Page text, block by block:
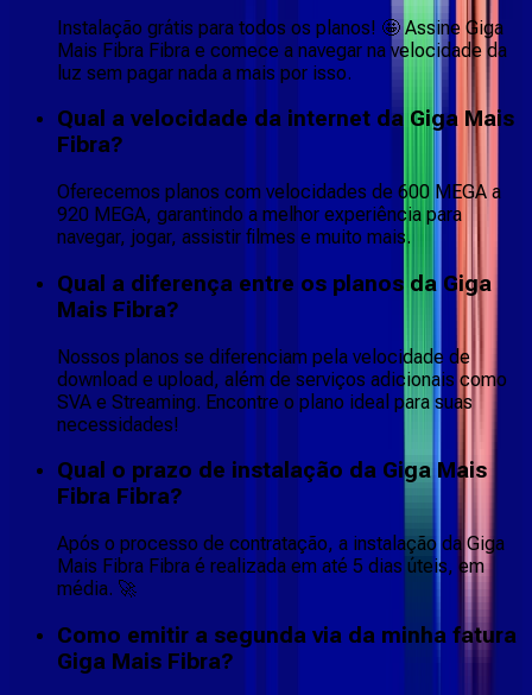
Instalação grátis para todos os planos! 🤩 Assine Giga
Mais Fibra Fibra e comece a navegar na velocidade da
luz sem pagar nada a mais por isso.
Qual a velocidade da internet da Giga Mais
Fibra?
Oferecemos planos com velocidades de 600 MEGA a
920 MEGA, garantindo a melhor experiência para
navegar, jogar, assistir filmes e muito mais.
Qual a diferença entre os planos da Giga
Mais Fibra?
Nossos planos se diferenciam pela velocidade de
download e upload, além de serviços adicionais como
SVA e Streaming. Encontre o plano ideal para suas
necessidades!
Qual o prazo de instalação da Giga Mais
Fibra Fibra?
Após o processo de contratação, a instalação da Giga
Mais Fibra Fibra é realizada em até 5 dias úteis, em
média. 🚀
Como emitir a segunda via da minha fatura
Giga Mais Fibra?